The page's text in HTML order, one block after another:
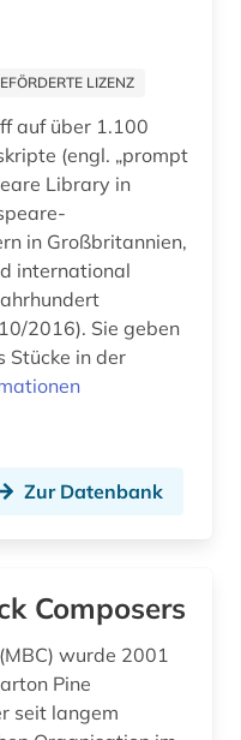
(1)
(1)
LIZENZ
auf über 1.100
(engl. „prompt
Library in
in Großbritannien,
international
2016). Sie geben
Stücke in der
Zur Datenbank
Composers
wurde 2001
Pine
seit langem